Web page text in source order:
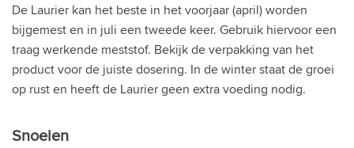
De Laurier kan het beste in het voorjaar (april) worden
bijgemest en in juli een tweede keer. Gebruik hiervoor een
traag werkende meststof. Bekijk de verpakking van het
product voor de juiste dosering. In de winter staat de groei
op rust en heeft de Laurier geen extra voeding nodig.
Snoeien